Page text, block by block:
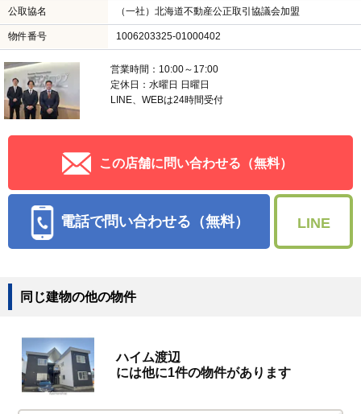
公取協名 （一社）北海道不動産公正取引協議会加盟
物件番号 1006203325-01000402
営業時間：10:00～17:00
定休日：水曜日 日曜日
LINE、WEBは24時間受付
この店舗に問い合わせる（無料）
電話で問い合わせる（無料） LINE
同じ建物の他の物件
ハイム渡辺
には他に1件の物件があります